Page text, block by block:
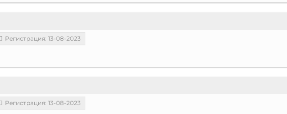
Регистрация: 13-08-2023
Регистрация: 13-08-2023